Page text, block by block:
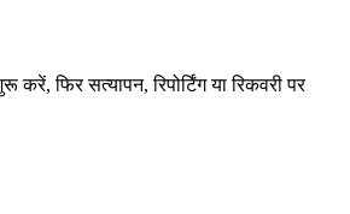
फिर सत्यापन, रिपोर्टिंग या रिकवरी पर